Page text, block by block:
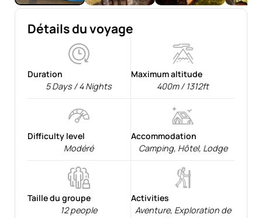
Détails du voyage
Duration
5 Days / 4 Nights
Maximum altitude
400m / 1312ft
Difficulty level
Modéré
Accommodation
Camping, Hôtel, Lodge
Taille du groupe
12 people
Activities
Aventure, Exploration de